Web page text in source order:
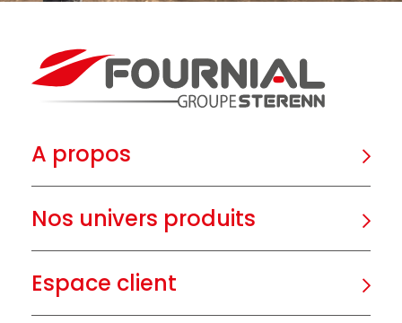
A propos
Nos univers produits
Espace client